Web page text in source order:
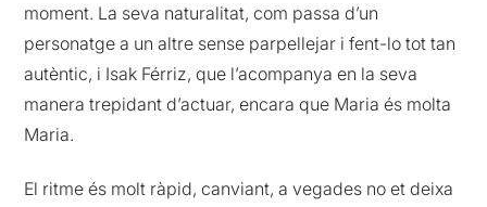
moment. La seva naturalitat, com passa d’un
personatge a un altre sense parpellejar i fent-lo tot tan
autèntic, i Isak Férriz, que l’acompanya en la seva
manera trepidant d’actuar, encara que Maria és molta
Maria.
El ritme és molt ràpid, canviant, a vegades no et deixa